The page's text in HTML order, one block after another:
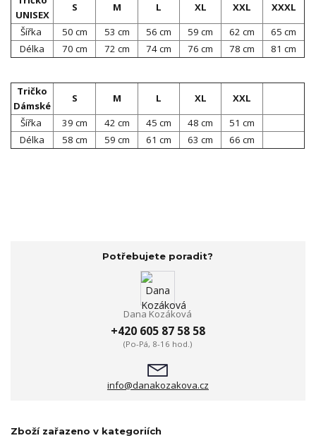
UNISEX
S M L XL XXL
XXXL
Šířka
50 cm 53 cm 56 cm 59 cm 62 cm
65 cm
Délka
70 cm 72 cm 74 cm 76 cm 78 cm 81 cm
Tričko
Dámské
S M L XL
XXL
Šířka
39 cm 42 cm 45 cm 48 cm
51 cm
Délka
58 cm 59 cm 61 cm 63 cm 66 cm
Potřebujete poradit?
Dana Kozáková
+420 605 87 58 58
(Po-Pá, 8-16 hod.)
info@danakozakova.cz
Zboží zařazeno v kategoriích